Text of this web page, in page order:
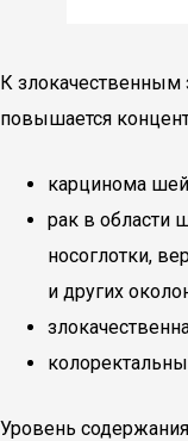
К злокачественным
повышается
карцинома
рак в области
носоглотки,
и других
Уровень